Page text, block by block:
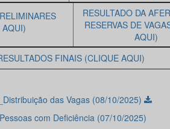
RESULTADO DA
RESERVAS DE
AQUI)
FINAIS (CLIQUE AQUI)
das Vagas (08/10/2025)
com Deficiência (07/10/2025)